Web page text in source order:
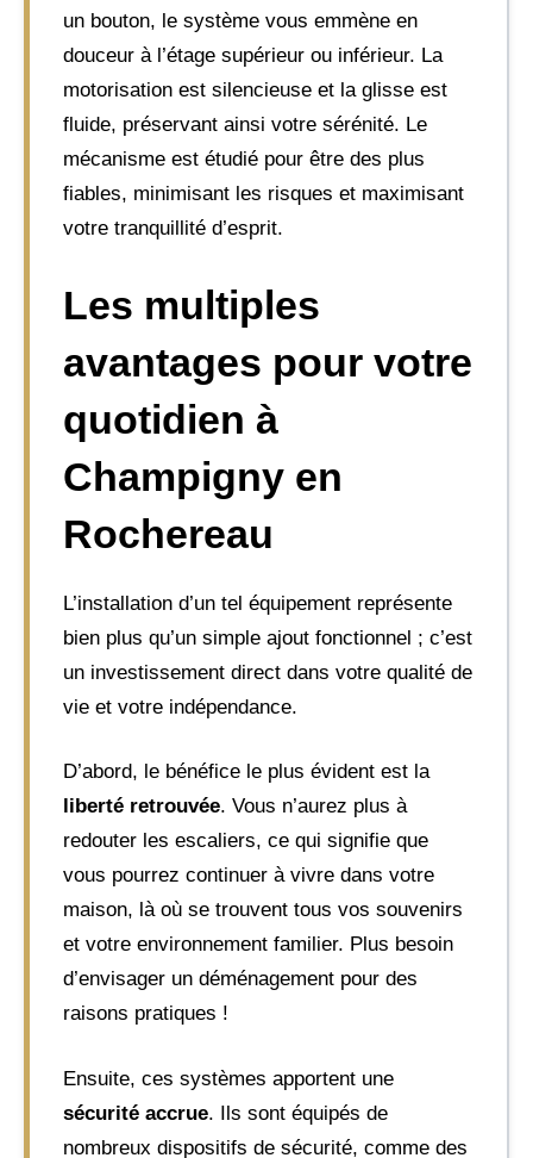
un bouton, le système vous emmène en
douceur à l’étage supérieur ou inférieur. La
motorisation est silencieuse et la glisse est
fluide, préservant ainsi votre sérénité. Le
mécanisme est étudié pour être des plus
fiables, minimisant les risques et maximisant
votre tranquillité d’esprit.
Les multiples
avantages pour votre
quotidien à
Champigny en
Rochereau
L’installation d’un tel équipement représente
bien plus qu’un simple ajout fonctionnel ; c’est
un investissement direct dans votre qualité de
vie et votre indépendance.
D’abord, le bénéfice le plus évident est la
liberté retrouvée. Vous n’aurez plus à
redouter les escaliers, ce qui signifie que
vous pourrez continuer à vivre dans votre
maison, là où se trouvent tous vos souvenirs
et votre environnement familier. Plus besoin
d’envisager un déménagement pour des
raisons pratiques !
Ensuite, ces systèmes apportent une
sécurité accrue. Ils sont équipés de
nombreux dispositifs de sécurité, comme des